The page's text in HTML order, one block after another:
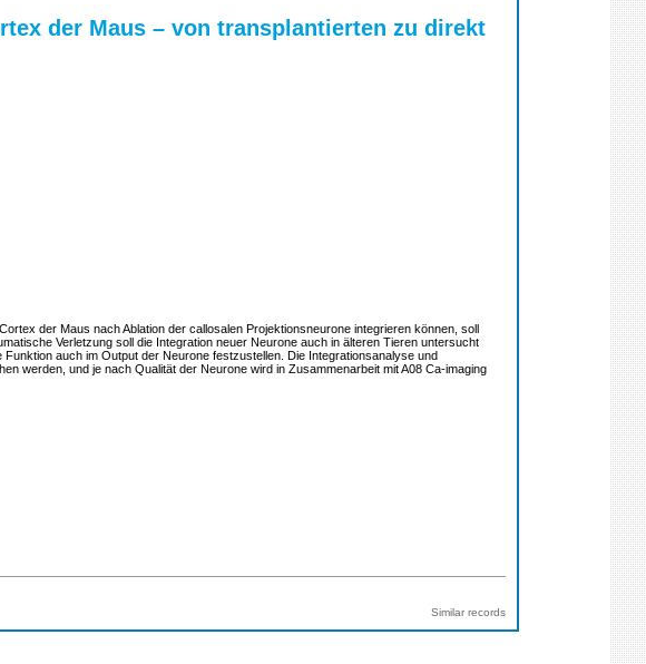
der Maus – von transplantierten zu direkt
der Maus nach Ablation der callosalen Projektionsneurone integrieren können, soll
Verletzung soll die Integration neuer Neurone auch in älteren Tieren untersucht
auch im Output der Neurone festzustellen. Die Integrationsanalyse und
werden, und je nach Qualität der Neurone wird in Zusammenarbeit mit A08 Ca-imaging
Similar records